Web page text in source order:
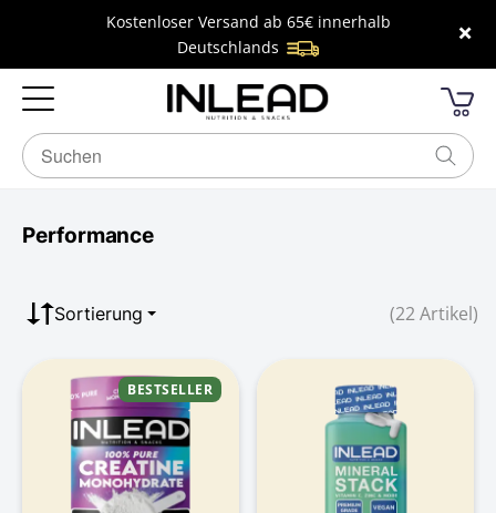
Kostenloser Versand ab 65€ innerhalb
Deutschlands
×
Performance
Sortierung (22 Artikel)
BESTSELLER